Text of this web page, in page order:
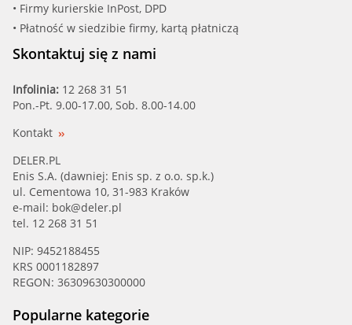
VW (1K0 411 314 P)
• Firmy kurierskie InPost, DPD
• Płatność w siedzibie firmy, kartą płatniczą
Skontaktuj się z nami
Infolinia: 12 268 31 51
Pon.-Pt. 9.00-17.00, Sob. 8.00-14.00
Kontakt
DELER.PL
Enis S.A. (dawniej: Enis sp. z o.o. sp.k.)
ul. Cementowa 10, 31-983 Kraków
e-mail: bok@deler.pl
tel. 12 268 31 51
NIP: 9452188455
KRS 0001182897
REGON: 36309630300000
Popularne kategorie